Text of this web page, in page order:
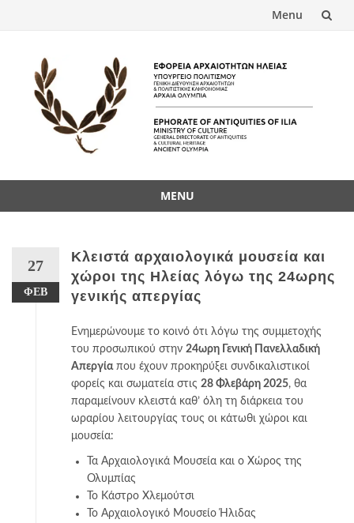
Menu
content
MENU
27
ΦΕΒ
Κλειστά αρχαιολογικά μουσεία και
χώροι της Ηλείας λόγω της 24ωρης
γενικής απεργίας
Ενημερώνουμε το κοινό ότι λόγω της συμμετοχής
του προσωπικού στην 24ωρη Γενική Πανελλαδική
Απεργίαπου έχουν προκηρύξει συνδικαλιστικοί
φορείς και σωματεία στις 28 Φλεβάρη 2025, θα
παραμείνουν κλειστά καθ’ όλη τη διάρκεια του
ωραρίου λειτουργίας τους οι κάτωθι χώροι και
μουσεία:
Τα Αρχαιολογικά Μουσεία και ο Χώρος της
Ολυμπίας
Το Κάστρο Χλεμούτσι
Το Αρχαιολογικό Μουσείο Ήλιδας